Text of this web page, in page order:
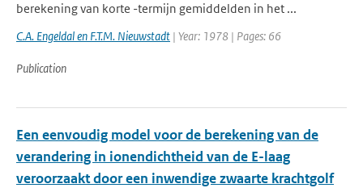
berekening van korte -termijn gemiddelden in het ...
C.A. Engeldal en F.T.M. Nieuwstadt | Year: 1978 | Pages: 66
Publication
Een eenvoudig model voor de berekening van de
verandering in ionendichtheid van de E-laag
veroorzaakt door een inwendige zwaarte krachtgolf